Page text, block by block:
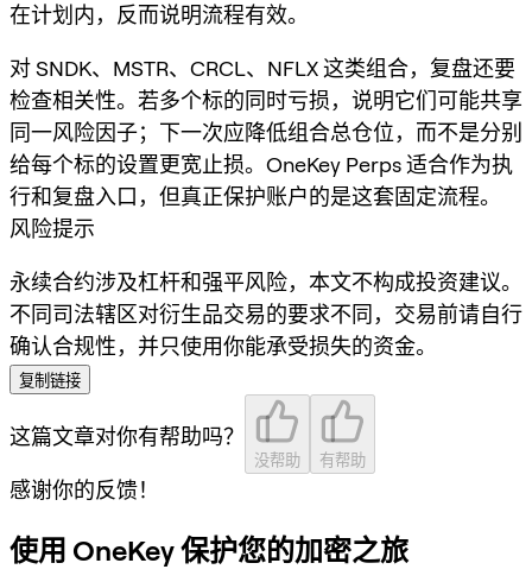
在计划内，反而说明流程有效。
对 SNDK、MSTR、CRCL、NFLX 这类组合，复盘还要
检查相关性。若多个标的同时亏损，说明它们可能共享
同一风险因子；下一次应降低组合总仓位，而不是分别
给每个标的设置更宽止损。OneKey Perps 适合作为执
行和复盘入口，但真正保护账户的是这套固定流程。
风险提示
永续合约涉及杠杆和强平风险，本文不构成投资建议。
不同司法辖区对衍生品交易的要求不同，交易前请自行
确认合规性，并只使用你能承受损失的资金。
复制链接
这篇文章对你有帮助吗？
没帮助 有帮助
感谢你的反馈！
使用 OneKey 保护您的加密之旅